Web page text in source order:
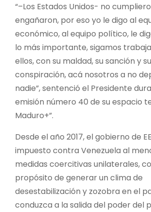
“–Los Estados Unidos- no
engañaron, por eso yo le digo al
económico, al equipo político, le
lo más importante, sigamos
ellos, con su maldad, su sanción y su
conspiración, acá nosotros a no
nadie”, sentenció el Presidente
emisión número 40 de su espacio
Maduro+”.
Desde el año 2017, el gobierno de
impuesto contra Venezuela al
medidas coercitivas unilaterales,
propósito de generar un clima de
desestabilización y zozobra en el
conduzca a la salida del poder del